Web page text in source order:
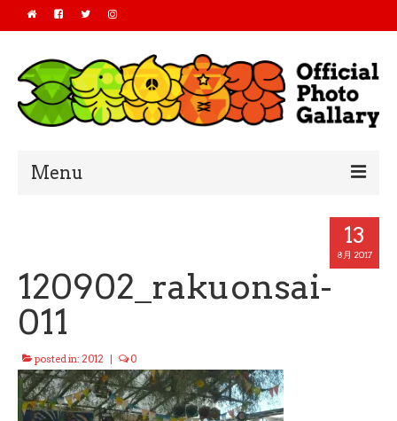
Menu
2018
2017
2016
All Photo
13
8月 2017
120902_rakuonsai-
011
posted in: 2012 0